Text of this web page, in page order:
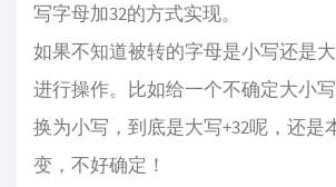
写字母加32的方式实现。
如果不知道被转的字母是小写还是
进行操作。比如给一个不确定大小
换为小写，到底是大写+32呢，还是
变，不好确定！